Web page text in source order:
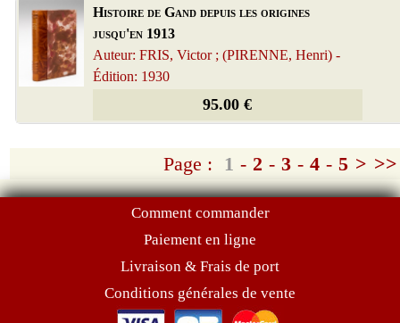
Histoire de Gand depuis les origines
jusqu'en 1913
Auteur: FRIS, Victor ; (PIRENNE, Henri) -
Édition: 1930
95.00 €
Page : 1 - 2 - 3 - 4 - 5 > >>
Comment commander
Paiement en ligne
Livraison & Frais de port
Conditions générales de vente